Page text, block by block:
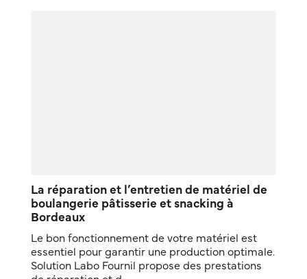
La réparation et l’entretien de matériel de
boulangerie pâtisserie et snacking à
Bordeaux
Le bon fonctionnement de votre matériel est
essentiel pour garantir une production optimale.
Solution Labo Fournil propose des prestations